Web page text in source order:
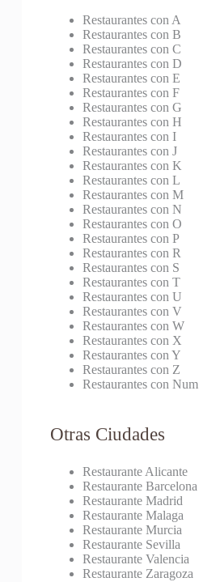
Restaurantes con A
Restaurantes con B
Restaurantes con C
Restaurantes con D
Restaurantes con E
Restaurantes con F
Restaurantes con G
Restaurantes con H
Restaurantes con I
Restaurantes con J
Restaurantes con K
Restaurantes con L
Restaurantes con M
Restaurantes con N
Restaurantes con O
Restaurantes con P
Restaurantes con R
Restaurantes con S
Restaurantes con T
Restaurantes con U
Restaurantes con V
Restaurantes con W
Restaurantes con X
Restaurantes con Y
Restaurantes con Z
Restaurantes con Num
Otras Ciudades
Restaurante Alicante
Restaurante Barcelona
Restaurante Madrid
Restaurante Malaga
Restaurante Murcia
Restaurante Sevilla
Restaurante Valencia
Restaurante Zaragoza